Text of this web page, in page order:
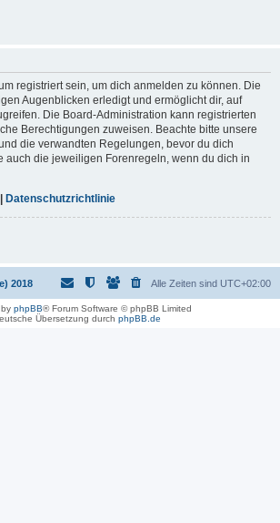
registriert sein, um dich anmelden zu können. Die
Augenblicken erledigt und ermöglicht dir, auf
Die Board-Administration kann registrierten
Berechtigungen zuweisen. Beachte bitte unsere
die verwandten Regelungen, bevor du dich
auch die jeweiligen Forenregeln, wenn du dich in
| Datenschutzrichtlinie
2018 Alle Zeiten sind UTC+02:00
phpBB® Forum Software © phpBB Limited
Übersetzung durch phpBB.de